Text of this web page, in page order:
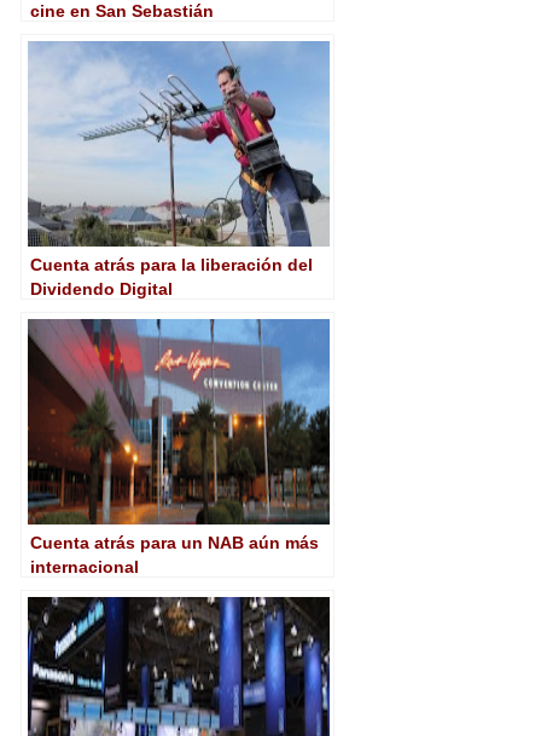
cine en San Sebastián
Cuenta atrás para la liberación del
Dividendo Digital
Cuenta atrás para un NAB aún más
internacional